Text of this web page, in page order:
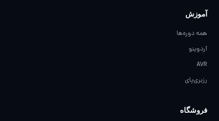
آموزش
همه دوره‌ها
آردوینو
AVR
رزبری‌پای
فروشگاه